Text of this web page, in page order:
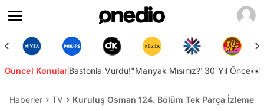
Güncel KonularBastonla Vurdu!"Manyak Mısınız?"30 Yıl Önce👀
Haberler TV Kuruluş Osman 124. Bölüm Tek Parça İzleme